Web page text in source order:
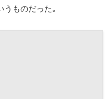
うものだった｡